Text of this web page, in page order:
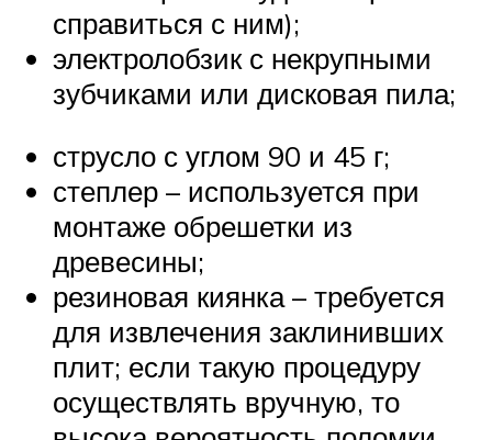
справиться с ним);
электролобзик с некрупными
зубчиками или дисковая пила;
струсло с углом 90 и 45 г;
степлер – используется при
монтаже обрешетки из
древесины;
резиновая киянка – требуется
для извлечения заклинивших
плит; если такую процедуру
осуществлять вручную, то